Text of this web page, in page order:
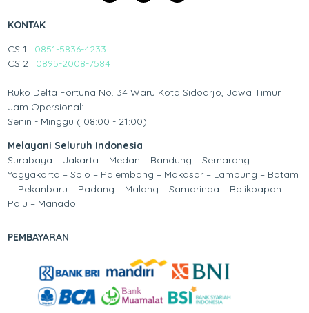
KONTAK
CS 1 : 0851-5836-4233
CS 2 : 0895-2008-7584
Ruko Delta Fortuna No. 34 Waru Kota Sidoarjo, Jawa Timur
Jam Opersional:
Senin - Minggu ( 08:00 - 21:00)
Melayani Seluruh Indonesia
Surabaya – Jakarta – Medan – Bandung – Semarang –
Yogyakarta – Solo – Palembang – Makasar – Lampung – Batam
– Pekanbaru – Padang – Malang – Samarinda – Balikpapan –
Palu – Manado
PEMBAYARAN